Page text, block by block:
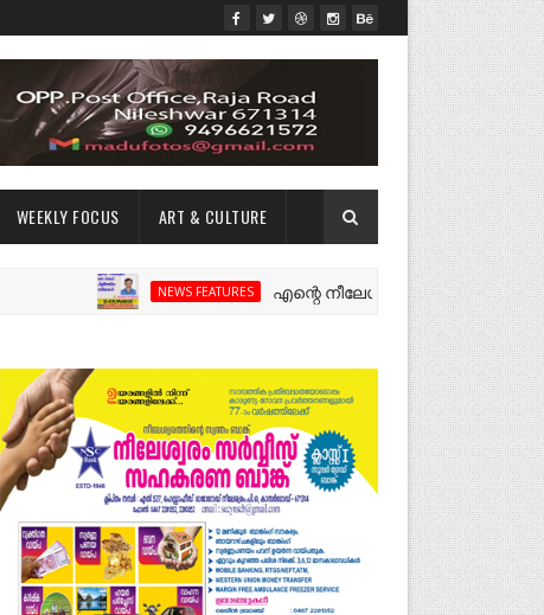
WEEKLY FOCUS ART & CULTURE
NEWS FEATURES എന്റെ നീലേശ്വരം:ഒരു റോഡ്